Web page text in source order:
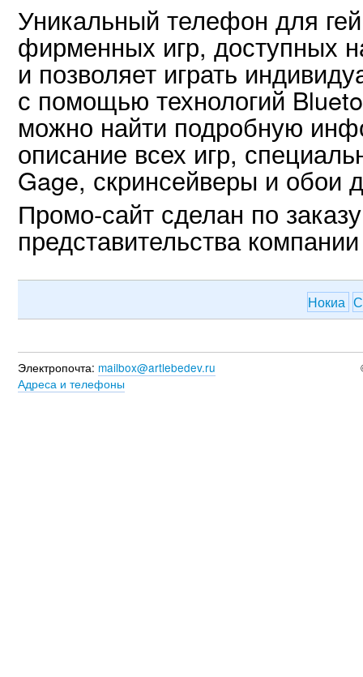
Уникальный телефон для
фирменных игр, доступных
и позволяет играть
с помощью технологий
можно найти подробную
описание всех игр,
Gage, скринсейверы и обои
Промо-сайт сделан по
представительства
Нокиа
Электропочта: mailbox@artlebedev.ru
Адреса и телефоны